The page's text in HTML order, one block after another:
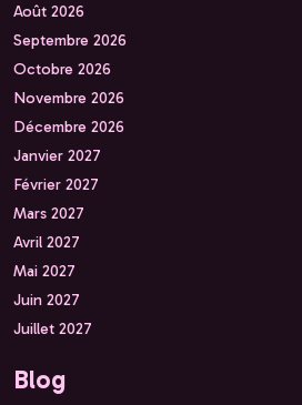
Août 2026
Septembre 2026
Octobre 2026
Novembre 2026
Décembre 2026
Janvier 2027
Février 2027
Mars 2027
Avril 2027
Mai 2027
Juin 2027
Juillet 2027
Blog